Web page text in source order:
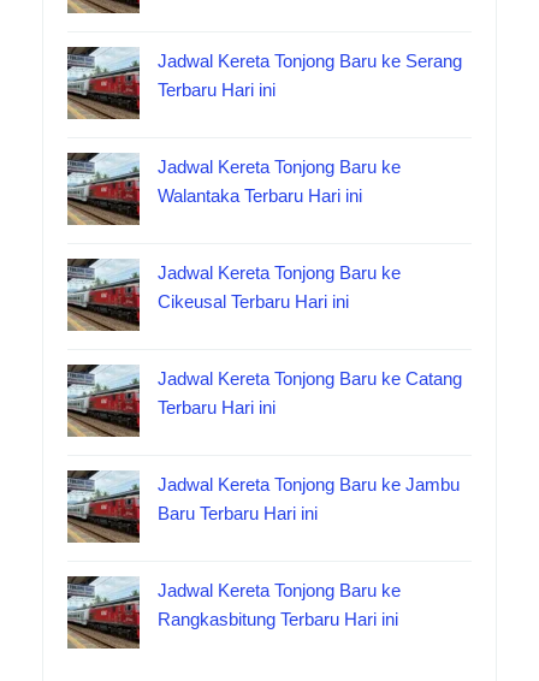
Jadwal Kereta Tonjong Baru ke Serang
Terbaru Hari ini
Jadwal Kereta Tonjong Baru ke
Walantaka Terbaru Hari ini
Jadwal Kereta Tonjong Baru ke
Cikeusal Terbaru Hari ini
Jadwal Kereta Tonjong Baru ke Catang
Terbaru Hari ini
Jadwal Kereta Tonjong Baru ke Jambu
Baru Terbaru Hari ini
Jadwal Kereta Tonjong Baru ke
Rangkasbitung Terbaru Hari ini